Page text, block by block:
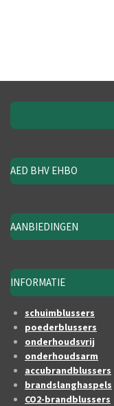
AED BHV EHBO
AANBIEDINGEN
INFORMATIE
schuimblussers
poederblussers
onderhoudsvrij
onderhoudsarm
accubrandblussers
brandslanghaspels
CO2-brandblussers